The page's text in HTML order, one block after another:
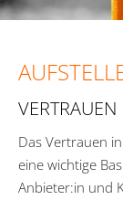
Das Vertrauen
eine wichtige
Anbieter:in und